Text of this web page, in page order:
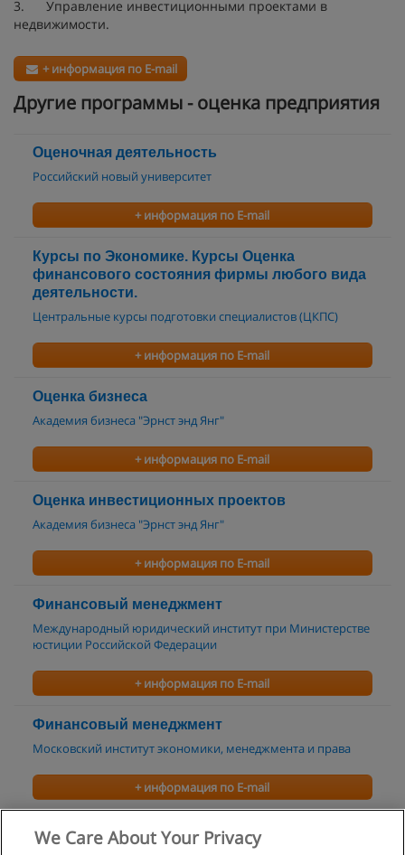
3. Управление инвестиционными проектами в
недвижимости.
+ информация по E-mail
Другие программы - оценка предприятия
Оценочная деятельность
Российский новый университет
+ информация по E-mail
Курсы по Экономике. Курсы Оценка
финансового состояния фирмы любого вида
деятельности.
Центральные курсы подготовки специалистов (ЦКПС)
+ информация по E-mail
Оценка бизнеса
Академия бизнеса "Эрнст энд Янг"
+ информация по E-mail
Оценка инвестиционных проектов
Академия бизнеса "Эрнст энд Янг"
+ информация по E-mail
Финансовый менеджмент
Международный юридический институт при Министерстве
юстиции Российской Федерации
+ информация по E-mail
Финансовый менеджмент
Московский институт экономики, менеджмента и права
+ информация по E-mail
Банковское дело
We Care About Your Privacy